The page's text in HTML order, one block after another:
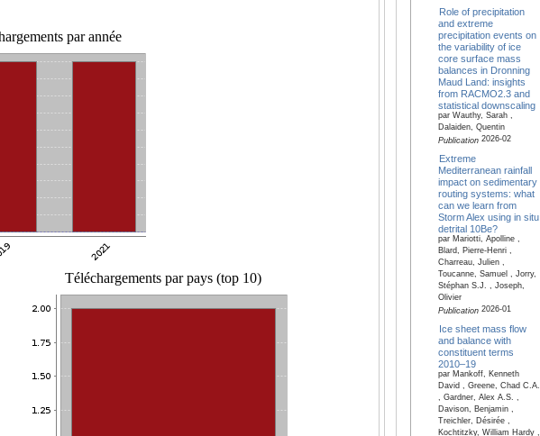
Role of precipitation
and extreme
precipitation events on
the variability of ice
core surface mass
balances in Dronning
Maud Land: insights
from RACMO2.3 and
statistical downscaling
par Wauthy, Sarah ,
Dalaiden, Quentin
Publication2026-02
Extreme
Mediterranean rainfall
impact on sedimentary
routing systems: what
can we learn from
Storm Alex using in situ
detrital 10Be?
par Mariotti, Apolline ,
Blard, Pierre-Henri ,
Charreau, Julien ,
Toucanne, Samuel , Jorry,
Stéphan S.J. , Joseph,
Olivier
Publication2026-01
Ice sheet mass flow
and balance with
constituent terms
2010–19
par Mankoff, Kenneth
David , Greene, Chad C.A.
, Gardner, Alex A.S. ,
Davison, Benjamin ,
Treichler, Désirée ,
Kochtitzky, William Hardy ,